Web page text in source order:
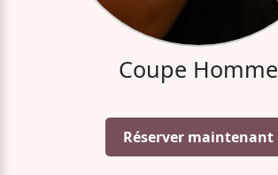
Coupe Homme
Réserver maintenant